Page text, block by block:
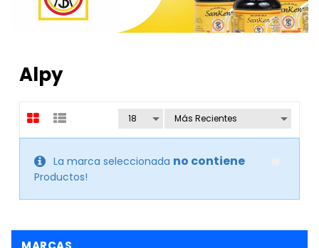
Alpy
La marca seleccionada no contiene
Productos!